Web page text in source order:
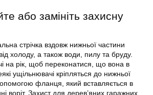
або замініть захисну
стрічка вздовж нижньої частини
холоду, а також води, пилу та бруду.
на рік, щоб переконатися, що вона в
ущільнювачі кріпляться до нижньої
фланця, який вставляється в
воріт. Захист для дерев’яних гаражних